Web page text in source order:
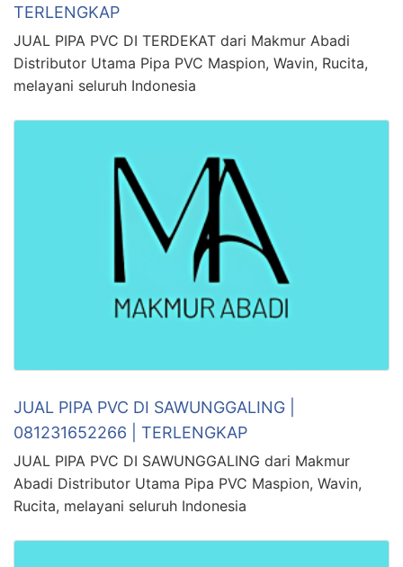
TERLENGKAP
JUAL PIPA PVC DI TERDEKAT dari Makmur Abadi
Distributor Utama Pipa PVC Maspion, Wavin, Rucita,
melayani seluruh Indonesia
JUAL PIPA PVC DI SAWUNGGALING |
081231652266 | TERLENGKAP
JUAL PIPA PVC DI SAWUNGGALING dari Makmur
Abadi Distributor Utama Pipa PVC Maspion, Wavin,
Rucita, melayani seluruh Indonesia